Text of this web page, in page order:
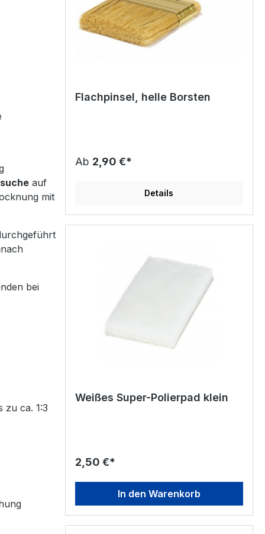
auf
mit
bei
zu ca. 1:3
Flachpinsel, helle Borsten
Ab 2,90 €*
Details
Weißes Super-Polierpad klein
2,50 €*
In den Warenkorb